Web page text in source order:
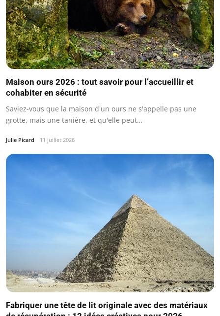
Maison ours 2026 : tout savoir pour l’accueillir et
cohabiter en sécurité
Saviez-vous que la maison d'un ours ne s'appelle pas une
grotte, mais une tanière, et qu'elle peut…
Julie Picard 11 juillet 2026
Fabriquer une tête de lit originale avec des matériaux